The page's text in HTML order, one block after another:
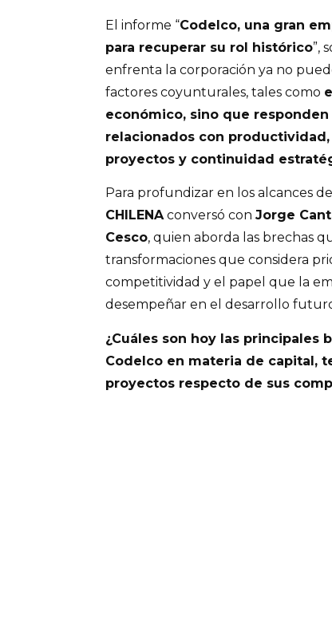
El informe “Codelco, una gran
para recuperar su rol histórico”,
enfrenta la corporación ya no
factores coyunturales, tales como
económico, sino que
relacionados con
proyectos y continuidad
Para profundizar en los alcances
CHILENAconversó con Jorge
Cesco, quien aborda las brechas
transformaciones que considera
competitividad y el papel que la
desempeñar en el desarrollo
¿Cuáles son hoy las principales
Codelco en materia de capital,
proyectos respecto de sus